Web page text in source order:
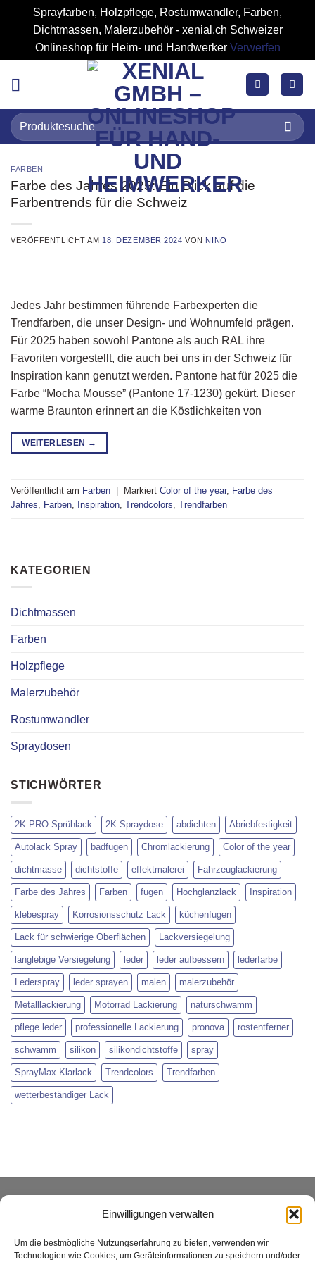
Einwilligungen verwalten
Um die bestmögliche Nutzungserfahrung zu bieten, verwenden wir
Technologien wie Cookies, um Geräteinformationen zu speichern und/oder
Sprayfarben, Holzpflege, Rostumwandler, Farben,
Dichtmassen, Malerzubehör - xenial.ch Schweizer
Onlineshop für Heim- und Handwerker Verwerfen
Suchen
nach:
FARBEN
Farbe des Jahres 2025: Ein Blick auf die
Farbentrends für die Schweiz
VERÖFFENTLICHT AM 18. DEZEMBER 2024 VON NINO
Jedes Jahr bestimmen führende Farbexperten die
Trendfarben, die unser Design- und Wohnumfeld prägen.
Für 2025 haben sowohl Pantone als auch RAL ihre
Favoriten vorgestellt, die auch bei uns in der Schweiz für
Inspiration kann genutzt werden. Pantone hat für 2025 die
Farbe “Mocha Mousse” (Pantone 17-1230) gekürt. Dieser
warme Braunton erinnert an die Köstlichkeiten von
WEITERLESEN →
Veröffentlicht am Farben Markiert Color of the year, Farbe des
Jahres, Farben, Inspiration, Trendcolors, Trendfarben
KATEGORIEN
Dichtmassen
Farben
Holzpflege
Malerzubehör
Rostumwandler
Spraydosen
STICHWÖRTER
2K PRO Sprühlack 2K Spraydose abdichten Abriebfestigkeit
Autolack Spray badfugen Chromlackierung Color of the year
dichtmasse dichtstoffe effektmalerei Fahrzeuglackierung
Farbe des Jahres Farben fugen Hochglanzlack Inspiration
klebespray Korrosionsschutz Lack küchenfugen
Lack für schwierige Oberflächen Lackversiegelung
langlebige Versiegelung leder leder aufbessern lederfarbe
Lederspray leder sprayen malen malerzubehör
Metalllackierung Motorrad Lackierung naturschwamm
pflege leder professionelle Lackierung pronova rostentferner
schwamm silikon silikondichtstoffe spray
SprayMax Klarlack Trendcolors Trendfarben
wetterbeständiger Lack
Xenial GmbH betreibt den Heim- und Handwerker -